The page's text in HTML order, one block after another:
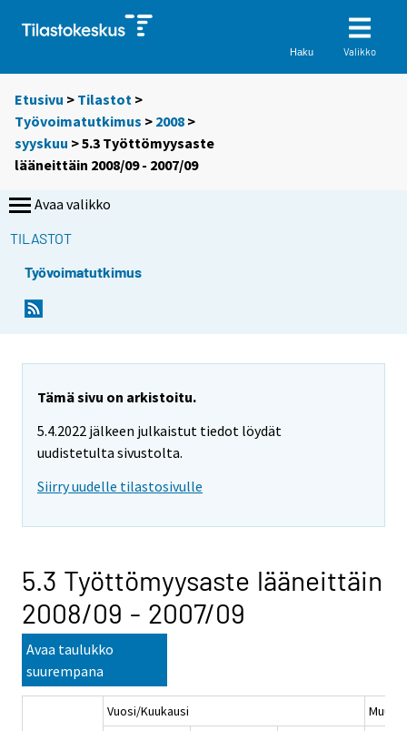
Haku Valikko
Etusivu > Tilastot >
Työvoimatutkimus > 2008 >
syyskuu > 5.3 Työttömyysaste
lääneittäin 2008/09 - 2007/09
Avaa valikko
TILASTOT
Työvoimatutkimus
Tämä sivu on arkistoitu.
5.4.2022 jälkeen julkaistut tiedot löydät
uudistetulta sivustolta.
Siirry uudelle tilastosivulle
5.3 Työttömyysaste lääneittäin
2008/09 - 2007/09
Avaa taulukko
suurempana
Vuosi/Kuukausi